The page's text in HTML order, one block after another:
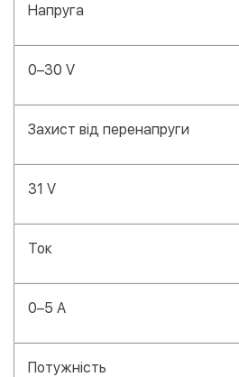
Напруга
0–30 V
Захист від перенапруги
31 V
Ток
0–5 А
Потужність